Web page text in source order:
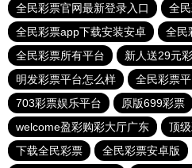
全民彩票官网最新登录入口
全
全民彩票app下载安装安卓
全民
全民彩票所有平台
新人送29元
明发彩票平台怎么样
全民彩票
703彩票娱乐平台
原版699彩票
welcome盈彩购彩大厅广东
顶
下载全民彩票
全民彩票安卓版